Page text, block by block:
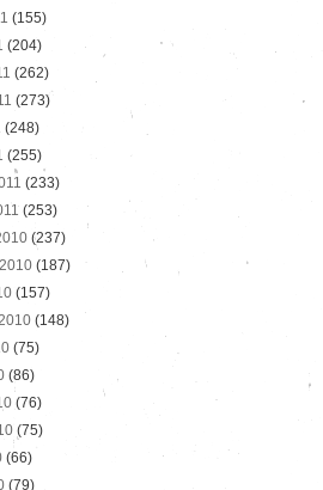
(155)
(204)
(262)
(273)
(248)
(255)
(233)
(253)
(237)
(187)
(157)
(148)
(75)
(86)
(76)
(75)
(66)
(79)